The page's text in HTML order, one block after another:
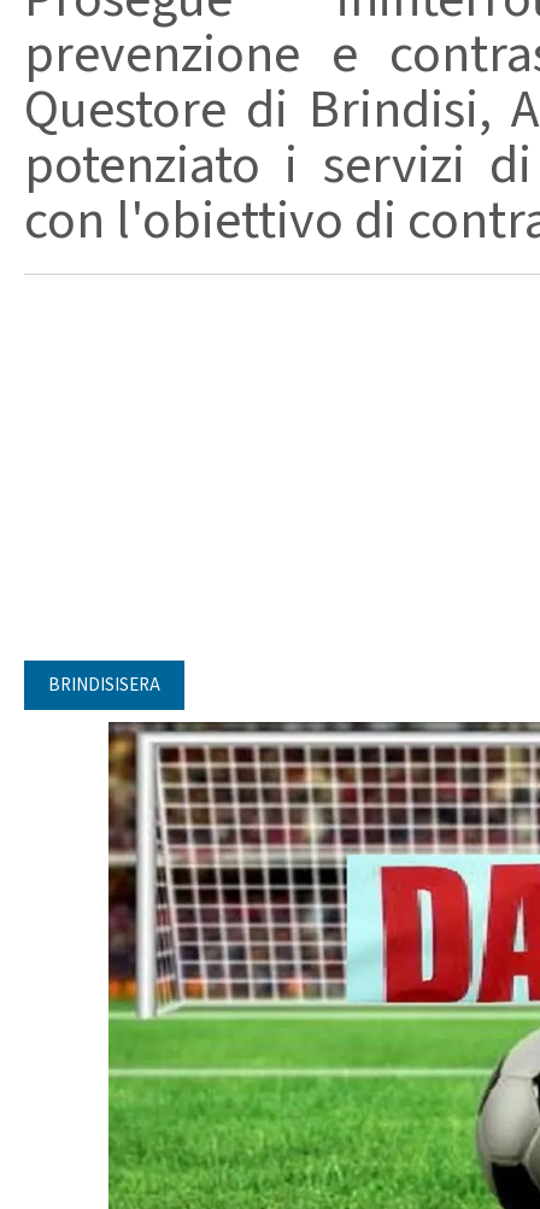
prevenzione e
Questore di Brindisi,
potenziato i servizi
con l'obiettivo di
BRINDISISERA